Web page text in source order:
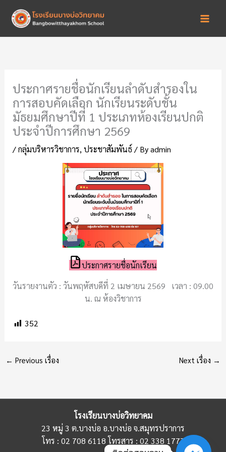
content
ประกาศรายชื่อนักเรียนลำดับสำรองใน
การสอบคัดเลือก นักเรียนระดับชั้น
มัธยมศึกษาปีที่ 1 ประเภทห้องเรียนปกติ
ประจำปีการศึกษา 2569
/กลุ่มบริหารวิชาการ,ประชาสัมพันธ์/ Byadmin
ประกาศรายชื่อนักเรียน
วันรายงานตัว : วันพฤหัสบดีที่ 2 เมษายน 2569 เวลา : 09.00
น. ณ ห้องวิชาการ
352
← Previous เรื่อง Next เรื่อง →
โรงเรียนบางบ่อวิทยาคม
23 หมู่ 3 ต.บางบ่อ อ.บางบ่อ จ.สมุทรปราการ
โทร : 02 708 6118 โทรสาร : 02 338 1777